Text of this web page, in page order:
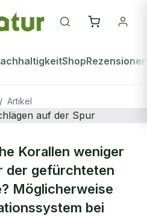
ShopRezensionen
/ Artikel
auf
Korallen weniger
der gefürchteten
Möglicherweise
bei